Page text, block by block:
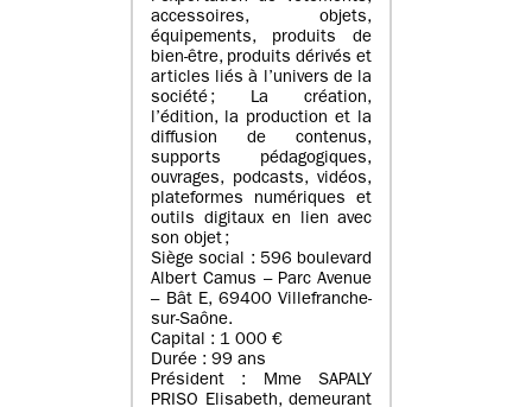
accessoires, objets,
équipements, produits de
bien-être, produits dérivés et
articles liés à l’univers de la
société ; La création,
l’édition, la production et la
diffusion de contenus,
supports pédagogiques,
ouvrages, podcasts, vidéos,
plateformes numériques et
outils digitaux en lien avec
son objet ;
Siège social : 596 boulevard
Albert Camus – Parc Avenue
– Bât E, 69400 Villefranche-
sur-Saône.
Capital : 1 000 €
Durée : 99 ans
Président : Mme SAPALY
PRISO Elisabeth, demeurant